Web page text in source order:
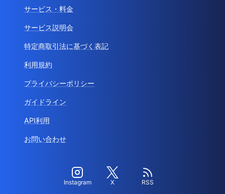
サービス・料金
サービス説明会
特定商取引法に基づく表記
利用規約
プライバシーポリシー
ガイドライン
API利用
お問い合わせ
Instagram X RSS